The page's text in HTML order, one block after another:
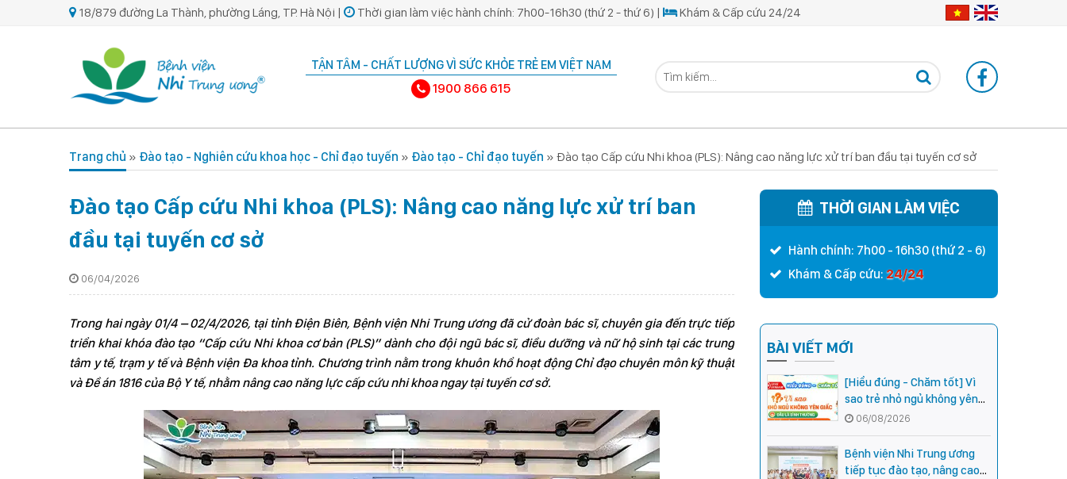
18/879 đường La Thành, phường Láng, TP. Hà Nội | Thời gian làm việc hành chính: 7h00-16h30 (thứ 2 - thứ 6) | Khám & Cấp cứu 24/24
TẬN TÂM - CHẤT LƯỢNG VÌ SỨC KHỎE TRẺ EM VIỆT NAM
1900 866 615
Trang chủ » Đào tạo - Nghiên cứu khoa học - Chỉ đạo tuyến » Đào tạo - Chỉ đạo tuyến » Đào tạo Cấp cứu Nhi khoa (PLS): Nâng cao năng lực xử trí ban đầu tại tuyến cơ sở
Đào tạo Cấp cứu Nhi khoa (PLS): Nâng cao năng lực xử trí ban
đầu tại tuyến cơ sở
06/04/2026
Trong hai ngày 01/4 – 02/4/2026, tại tỉnh Điện Biên, Bệnh viện Nhi Trung ương đã cử đoàn bác sĩ, chuyên gia đến trực tiếp
triển khai khóa đào tạo “Cấp cứu Nhi khoa cơ bản (PLS)” dành cho đội ngũ bác sĩ, điều dưỡng và nữ hộ sinh tại các trung
tâm y tế, trạm y tế và Bệnh viện Đa khoa tỉnh. Chương trình nằm trong khuôn khổ hoạt động Chỉ đạo chuyên môn kỹ thuật
và Đề án 1816 của Bộ Y tế, nhằm nâng cao năng lực cấp cứu nhi khoa ngay tại tuyến cơ sở.
THỜI GIAN LÀM VIỆC
Hành chính: 7h00 - 16h30 (thứ 2 - 6)
Khám & Cấp cứu: 24/24
BÀI VIẾT MỚI
[Hiểu đúng - Chăm tốt] Vì
sao trẻ nhỏ ngủ không yên
giấc - Đâu là bình thường,
đâu là dấu hiệu cần đi khám
ngay?
06/08/2026
Bệnh viện Nhi Trung ương
tiếp tục đào tạo, nâng cao